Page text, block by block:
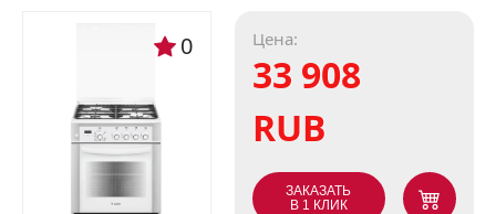
0 Цена:
33 908
RUB
ЗАКАЗАТЬ
В 1 КЛИК